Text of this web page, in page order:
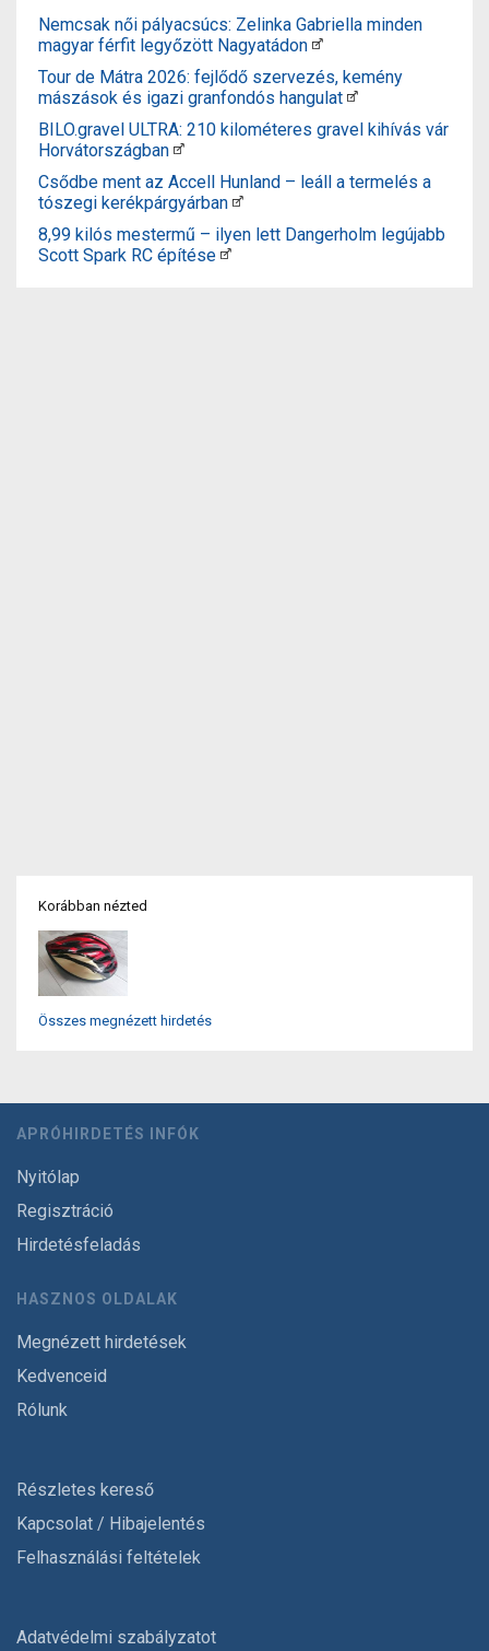
Nemcsak női pályacsúcs: Zelinka Gabriella minden
magyar férfit legyőzött Nagyatádon
Tour de Mátra 2026: fejlődő szervezés, kemény
mászások és igazi granfondós hangulat
BILO.gravel ULTRA: 210 kilométeres gravel kihívás vár
Horvátországban
Csődbe ment az Accell Hunland – leáll a termelés a
tószegi kerékpárgyárban
8,99 kilós mestermű – ilyen lett Dangerholm legújabb
Scott Spark RC építése
Korábban nézted
Összes megnézett hirdetés
APRÓHIRDETÉS INFÓK
Nyitólap
Regisztráció
Hirdetésfeladás
HASZNOS OLDALAK
Megnézett hirdetések
Kedvenceid
Rólunk
Részletes kereső
Kapcsolat / Hibajelentés
Felhasználási feltételek
Adatvédelmi szabályzatot